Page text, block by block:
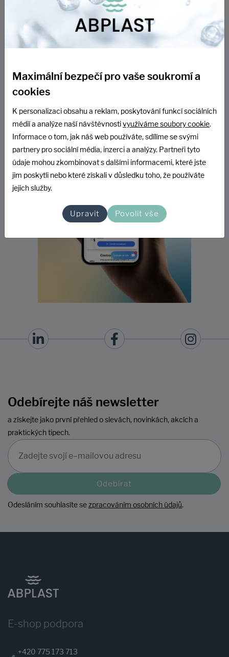
Odebírejte náš newsletter
a získejte jako první přehled o slevách, novinkách, akcích a
praktických tipech.
Odebírat
Odesláním souhlasíte sezpracováním osobních údajů.
E-shop podpora
+420 775 173 713
Maximální bezpečí pro vaše soukromí a
cookies
K personalizaci obsahu a reklam, poskytování funkcí sociálních
médií a analýze naší návštěvnostivyužíváme soubory cookie.
Informace o tom, jak náš web používáte, sdílíme se svými
partnery pro sociální média, inzerci a analýzy. Partneři tyto
údaje mohou zkombinovat s dalšími informacemi, které jste
jim poskytli nebo které získali v důsledku toho, že používáte
jejich služby.
Upravit Povolit vše